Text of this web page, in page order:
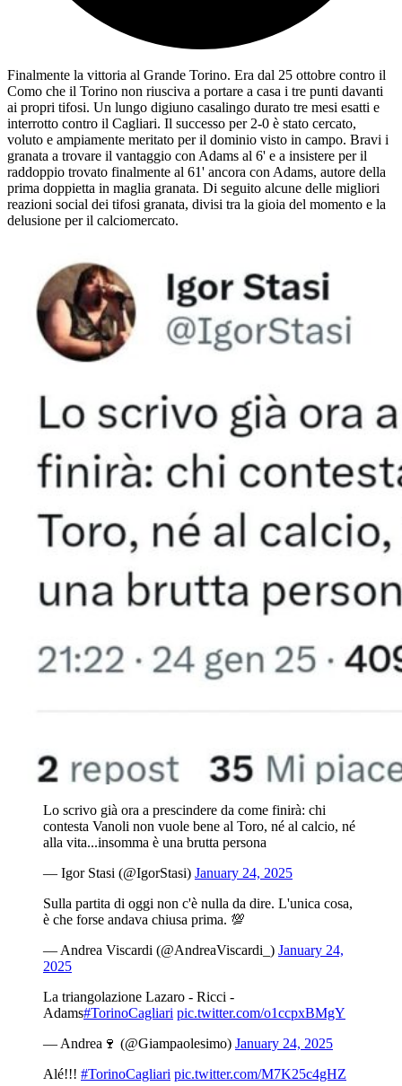
Finalmente la vittoria al Grande Torino. Era dal 25 ottobre contro il
Como che il Torino non riusciva a portare a casa i tre punti davanti
ai propri tifosi. Un lungo digiuno casalingo durato tre mesi esatti e
interrotto contro il Cagliari. Il successo per 2-0 è stato cercato,
voluto e ampiamente meritato per il dominio visto in campo. Bravi i
granata a trovare il vantaggio con Adams al 6' e a insistere per il
raddoppio trovato finalmente al 61' ancora con Adams, autore della
prima doppietta in maglia granata. Di seguito alcune delle migliori
reazioni social dei tifosi granata, divisi tra la gioia del momento e la
delusione per il calciomercato.
Lo scrivo già ora a prescindere da come finirà: chi
contesta Vanoli non vuole bene al Toro, né al calcio, né
alla vita...insomma è una brutta persona
— Igor Stasi (@IgorStasi) January 24, 2025
Sulla partita di oggi non c'è nulla da dire. L'unica cosa,
è che forse andava chiusa prima. 💯
— Andrea Viscardi (@AndreaViscardi_) January 24,
2025
La triangolazione Lazaro - Ricci -
Adams#TorinoCagliari pic.twitter.com/o1ccpxBMgY
— Andrea🍷 (@Giampaolesimo) January 24, 2025
Alé!!! #TorinoCagliari pic.twitter.com/M7K25c4gHZ